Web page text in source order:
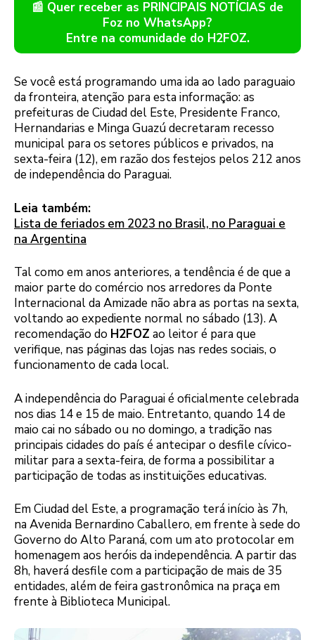
📰 Quer receber as PRINCIPAIS NOTÍCIAS de
Foz no WhatsApp?
Entre na comunidade do H2FOZ.
Se você está programando uma ida ao lado paraguaio
da fronteira, atenção para esta informação: as
prefeituras de Ciudad del Este, Presidente Franco,
Hernandarias e Minga Guazú decretaram recesso
municipal para os setores públicos e privados, na
sexta-feira (12), em razão dos festejos pelos 212 anos
de independência do Paraguai.
Leia também:
Lista de feriados em 2023 no Brasil, no Paraguai e
na Argentina
Tal como em anos anteriores, a tendência é de que a
maior parte do comércio nos arredores da Ponte
Internacional da Amizade não abra as portas na sexta,
voltando ao expediente normal no sábado (13). A
recomendação do H2FOZ ao leitor é para que
verifique, nas páginas das lojas nas redes sociais, o
funcionamento de cada local.
A independência do Paraguai é oficialmente celebrada
nos dias 14 e 15 de maio. Entretanto, quando 14 de
maio cai no sábado ou no domingo, a tradição nas
principais cidades do país é antecipar o desfile cívico-
militar para a sexta-feira, de forma a possibilitar a
participação de todas as instituições educativas.
Em Ciudad del Este, a programação terá início às 7h,
na Avenida Bernardino Caballero, em frente à sede do
Governo do Alto Paraná, com um ato protocolar em
homenagem aos heróis da independência. A partir das
8h, haverá desfile com a participação de mais de 35
entidades, além de feira gastronômica na praça em
frente à Biblioteca Municipal.